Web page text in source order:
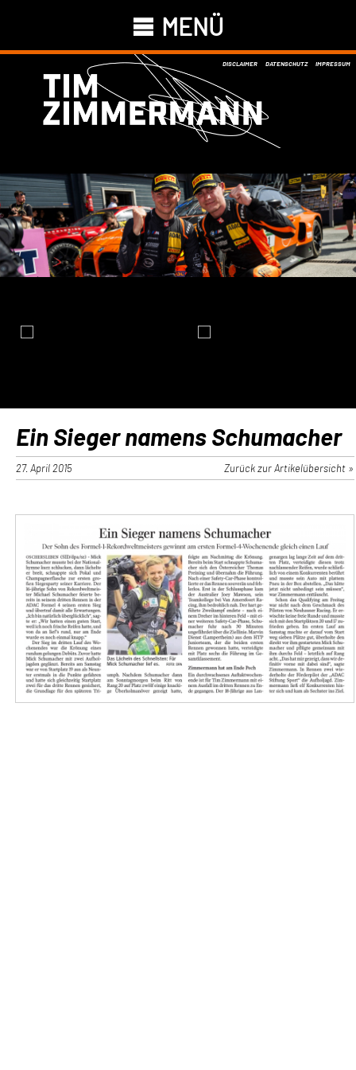
MENÜ
DISCLAIMER DATENSCHUTZ IMPRESSUM
Ein Sieger namens Schumacher
27. April 2015 Zurück zur Artikelübersicht »